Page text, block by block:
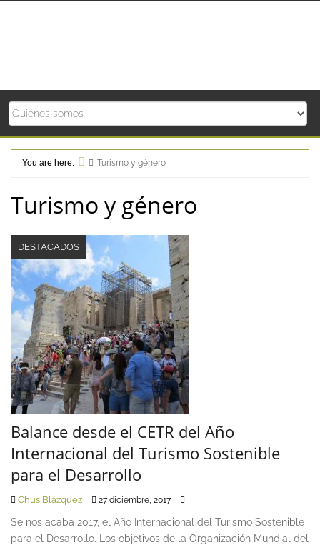
You are here:
Turismo y género
Turismo y género
DESTACADOS
Balance desde el CETR del Año
Internacional del Turismo Sostenible
para el Desarrollo
Chus Blázquez 27 diciembre, 2017
Se nos acaba 2017, el Año Internacional del Turismo Sostenible
para el Desarrollo. Los objetivos de la Organización Mundial del